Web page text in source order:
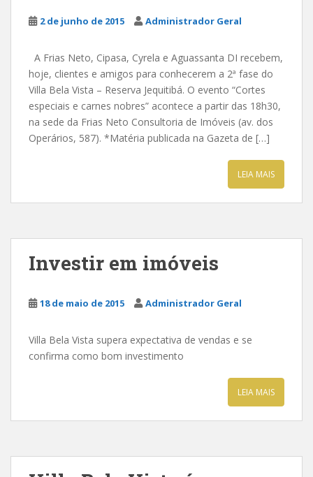
2 de junho de 2015 Administrador Geral
A Frias Neto, Cipasa, Cyrela e Aguassanta DI recebem,
hoje, clientes e amigos para conhecerem a 2ª fase do
Villa Bela Vista – Reserva Jequitibá. O evento “Cortes
especiais e carnes nobres” acontece a partir das 18h30,
na sede da Frias Neto Consultoria de Imóveis (av. dos
Operários, 587). *Matéria publicada na Gazeta de […]
LEIA MAIS
Investir em imóveis
18 de maio de 2015 Administrador Geral
Villa Bela Vista supera expectativa de vendas e se
confirma como bom investimento
LEIA MAIS